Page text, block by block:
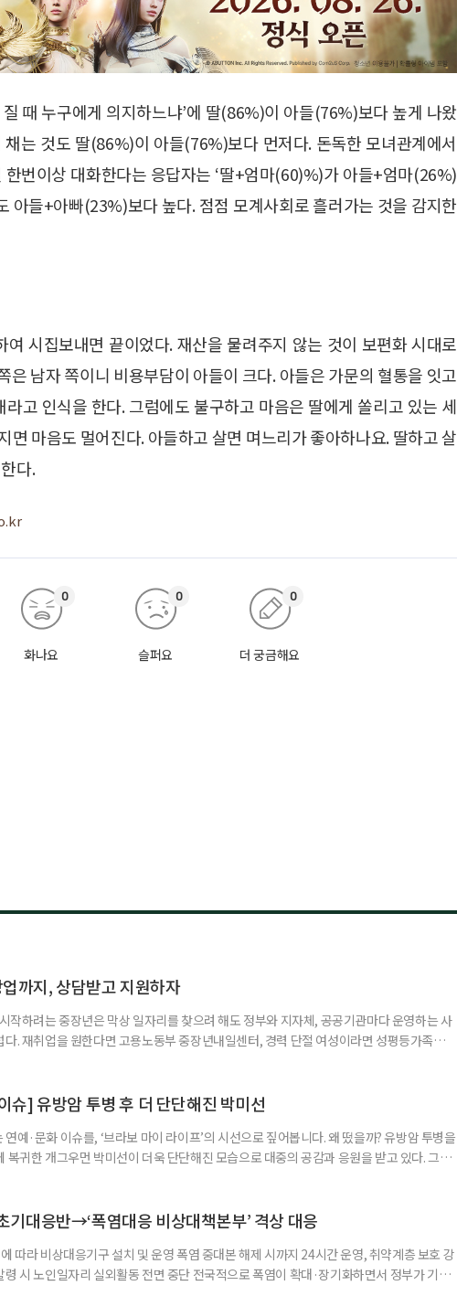
때 누구에게 의지하느냐’에 딸(86%)이 아들(76%)보다 높게 나왔
는 것도 딸(86%)이 아들(76%)보다 먼저다. 돈독한 모녀관계에서
번이상 대화한다는 응답자는 ‘딸+엄마(60)%)가 아들+엄마(26%)
아들+아빠(23%)보다 높다. 점점 모계사회로 흘러가는 것을 감지한
시집보내면 끝이었다. 재산을 물려주지 않는 것이 보편화 시대로
은 남자 쪽이니 비용부담이 아들이 크다. 아들은 가문의 혈통을 잇고
고 인식을 한다. 그럼에도 불구하고 마음은 딸에게 쏠리고 있는 세
면 마음도 멀어진다. 아들하고 살면 며느리가 좋아하나요. 딸하고 살
다.
화나요
0
슬퍼요
0
더 궁금해요
0
까지, 상담받고 지원하자
작하려는 중장년은 막상 일자리를 찾으려 해도 정부와 지자체, 공공기관마다 운영하는 사
다. 재취업을 원한다면 고용노동부 중장년내일센터, 경력 단절 여성이라면 성평등가족부
지 고용노동부 국민취업지원제도 구직활동이 쉽지 않은 사람을 위한 제도다. 개인별 취
슈] 유방암 투병 후 더 단단해진 박미선
예·문화 이슈를, ‘브라보 마이 라이프’의 시선으로 짚어봅니다. 왜 떴을까? 유방암 투병을
복귀한 개그우먼 박미선이 더욱 단단해진 모습으로 대중의 공감과 응원을 받고 있다. 그러
전해진 투병 소식 박미선은 재치 있는 말솜씨와 공감 능력으로
기대응반→‘폭염대응 비상대책본부’ 격상 대응
따라 비상대응기구 설치 및 운영 폭염 중대본 해제 시까지 24시간 운영, 취약계층 보호 강
령 시 노인일자리 실외활동 전면 중단 전국적으로 폭염이 확대·장기화하면서 정부가 기존